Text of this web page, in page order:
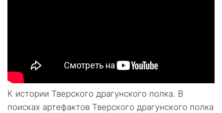
К истории Тверского драгунского полка. В
поисках артефактов Тверского драгунского полка